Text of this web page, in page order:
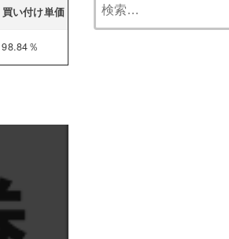
買い付け単価 利回り
98.84％